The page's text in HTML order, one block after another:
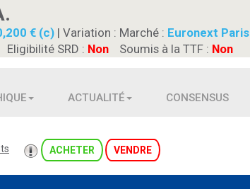
€ (c) | Variation : Marché : Euronext Paris
Eligibilité SRD : Non Soumis à la TTF : Non
ACTUALITÉ CONSENSUS
ACHETER VENDRE